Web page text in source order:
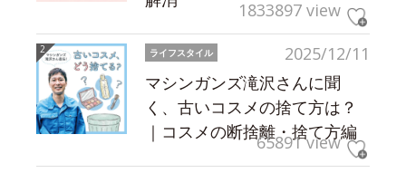
1833897 view
2025/12/11
ライフスタイル
マシンガンズ滝沢さんに聞
く、古いコスメの捨て方は？
｜コスメの断捨離・捨て方編
65891 view